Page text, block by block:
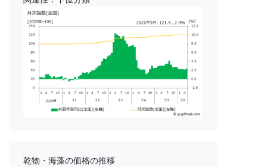
乾物・海藻の価格の推移